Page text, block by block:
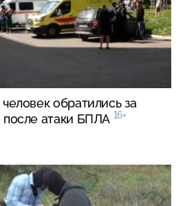
обратились за
атаки БПЛА 16+